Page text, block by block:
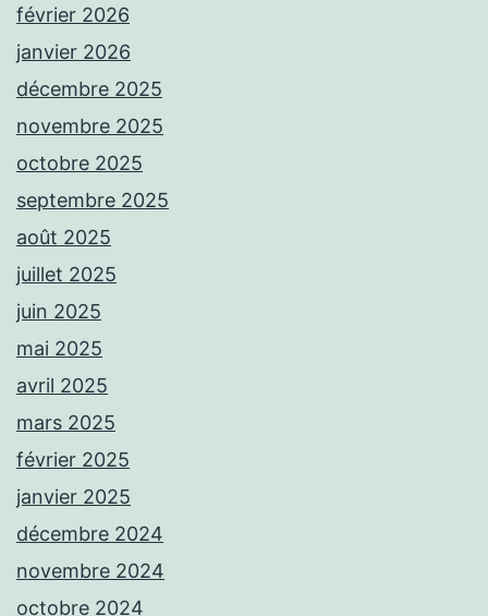
février 2026
janvier 2026
décembre 2025
novembre 2025
octobre 2025
septembre 2025
août 2025
juillet 2025
juin 2025
mai 2025
avril 2025
mars 2025
février 2025
janvier 2025
décembre 2024
novembre 2024
octobre 2024